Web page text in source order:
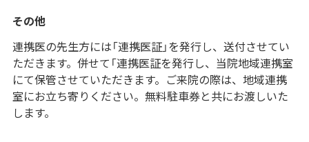
その他
連携医の先生方には「連携医証」を発行し、送付させてい
ただきます。併せて「連携医証を発行し、当院地域連携室
にて保管させていただきます。ご来院の際は、地域連携
室にお立ち寄りください。無料駐車券と共にお渡しいた
します。